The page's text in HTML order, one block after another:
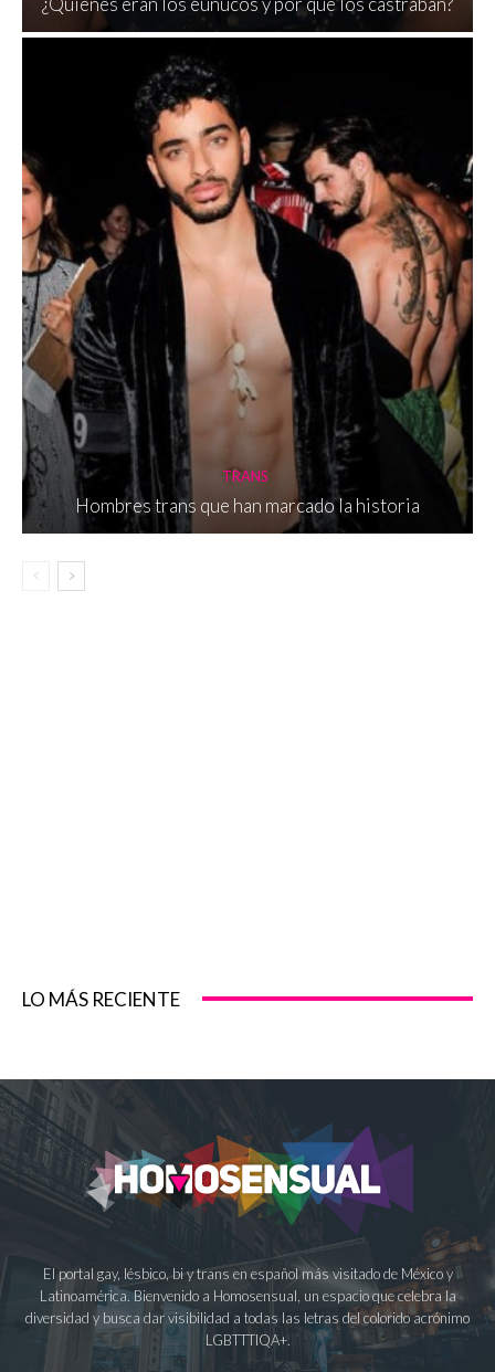
TRANS
Hombres trans que han marcado la historia
LO MÁS RECIENTE
El portal gay, lésbico, bi y trans en español más visitado de México y
Latinoamérica. Bienvenido a Homosensual, un espacio que celebra la
diversidad y busca dar visibilidad a todas las letras del colorido acrónimo
LGBTTTIQA+.